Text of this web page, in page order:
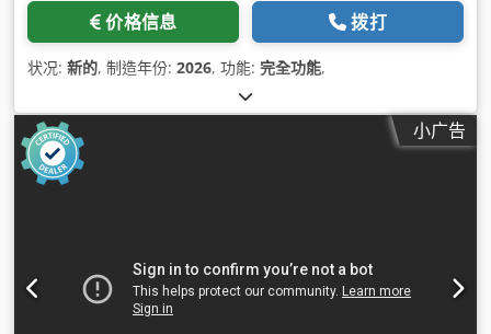
价格信息 拨打
状况: 新的, 制造年份: 2026, 功能: 完全功能,
小广告